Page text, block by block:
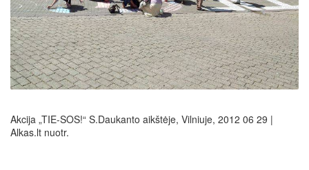
Akcija „TIE-SOS!“ S.Daukanto aikštėje, Vilniuje, 2012 06 29 |
Alkas.lt nuotr.